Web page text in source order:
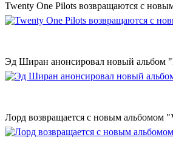
Twenty One Pilots возвращаются с
Эд Ширан анонсировал новый альбом
Лорд возвращается с новым альбомом